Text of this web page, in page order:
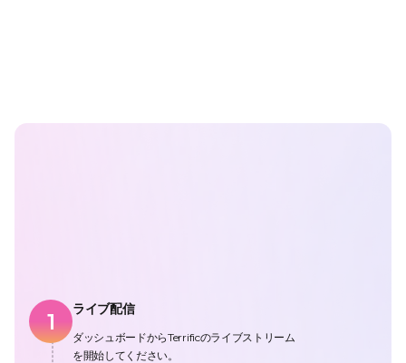
1 ライブ配信
ダッシュボードからTerrificのライブストリーム
を開始してください。